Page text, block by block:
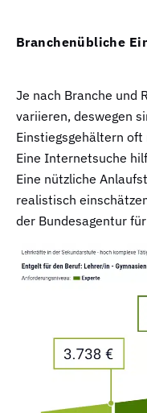
Branchenübliche
Je nach Branche und
variieren, deswegen
Einstiegsgehältern
Eine Internetsuche
Eine nützliche
realistisch
der Bundesagentur